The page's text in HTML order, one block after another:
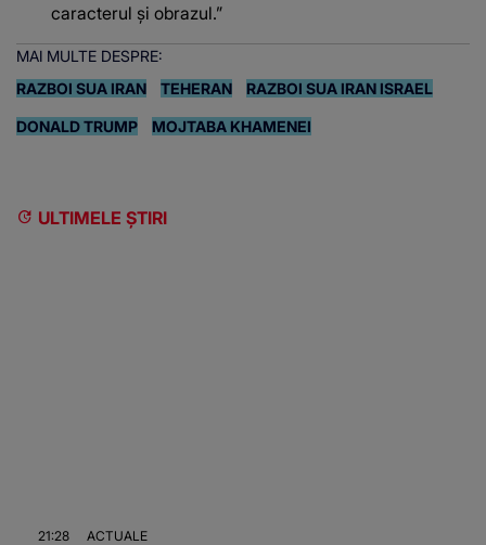
caracterul și obrazul.”
MAI MULTE DESPRE:
RAZBOI SUA IRAN
TEHERAN RAZBOI SUA IRAN ISRAEL
DONALD TRUMP MOJTABA KHAMENEI
ULTIMELE ȘTIRI
21:28 ACTUALE